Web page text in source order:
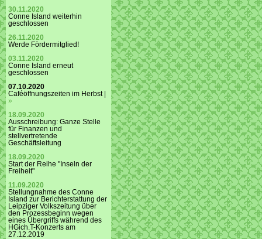
30.11.2020
Conne Island weiterhin
geschlossen
26.11.2020
Werde Fördermitglied!
03.11.2020
Conne Island erneut
geschlossen
07.10.2020
Caféöffnungszeiten im Herbst |
»
18.09.2020
Ausschreibung: Ganze Stelle
für Finanzen und
stellvertretende
Geschäftsleitung
18.09.2020
Start der Reihe "Inseln der
Freiheit"
11.09.2020
Stellungnahme des Conne
Island zur Berichterstattung der
Leipziger Volkszeitung über
den Prozessbeginn wegen
eines Übergriffs während des
HGich.T-Konzerts am
27.12.2019